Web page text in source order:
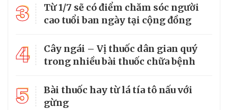
3
Từ 1/7 sẽ có điểm chăm sóc người
cao tuổi ban ngày tại cộng đồng
4
Cây ngái – Vị thuốc dân gian quý
trong nhiều bài thuốc chữa bệnh
5
Bài thuốc hay từ lá tía tô nấu với
gừng